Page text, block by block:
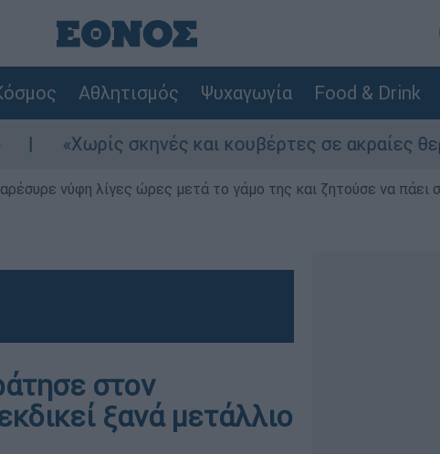
Αθλητισμός Ψυχαγωγία Food & Drink
σκηνές και κουβέρτες σε ακραίες
νύφη λίγες ώρες μετά το γάμο της και ζητούσε να πάει
στον
ξανά μετάλλιο